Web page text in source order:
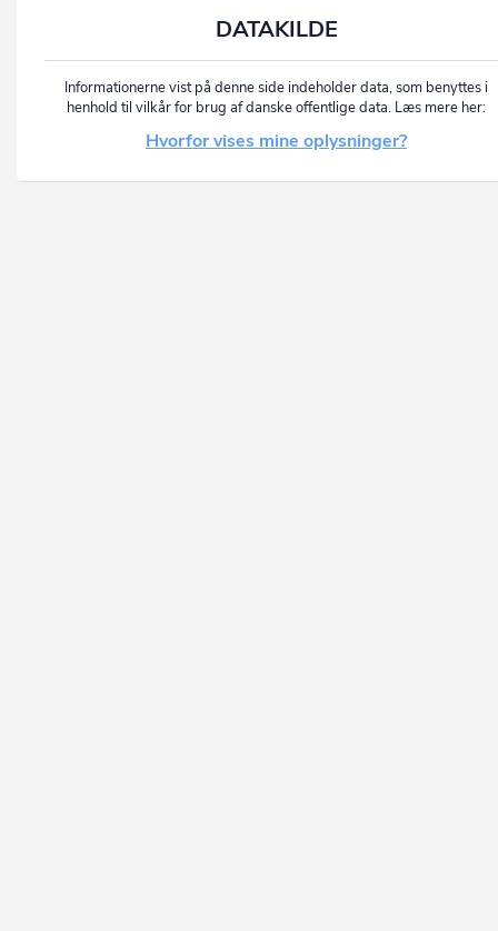
DATAKILDE
Informationerne vist på denne side indeholder data, som benyttes i
henhold til vilkår for brug af danske offentlige data. Læs mere her:
Hvorfor vises mine oplysninger?